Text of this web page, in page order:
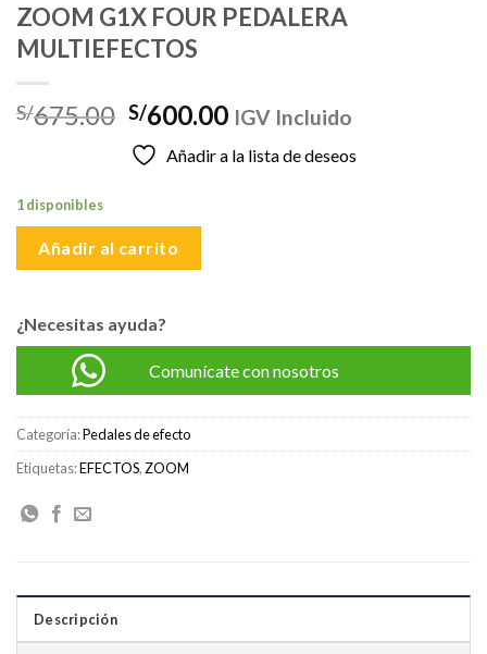
ZOOM G1X FOUR PEDALERA
MULTIEFECTOS
S/675.00 El
precio
original
S/600.00El
actual
IGV Incluido
Añadir a la lista de deseos
1 disponibles
Añadir al carrito
¿Necesitas ayuda?
Comunícate con nosotros
Categoría:Pedales de efecto
Etiquetas:EFECTOS,ZOOM
Descripción